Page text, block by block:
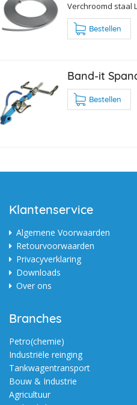
Verchroomd staal
Bestellen
Band-it
Bestellen
Klantenservice
Algemene Voorwaarden
Retourvoorwaarden
Privacyverklaring
Downloads
Over ons
Branches
Petro(chemie)
Industriële reinging
Tankwagentransport
Bouw & Industrie
Agricultuur